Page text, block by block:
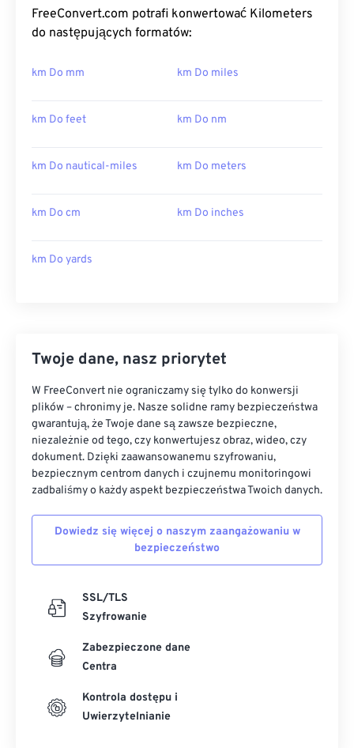
FreeConvert.com potrafi konwertować Kilometers
do następujących formatów:
km Do mm km Do miles
km Do feet km Do nm
km Do nautical-miles km Do meters
km Do cm km Do inches
km Do yards
Twoje dane, nasz priorytet
W FreeConvert nie ograniczamy się tylko do konwersji
plików – chronimy je. Nasze solidne ramy bezpieczeństwa
gwarantują, że Twoje dane są zawsze bezpieczne,
niezależnie od tego, czy konwertujesz obraz, wideo, czy
dokument. Dzięki zaawansowanemu szyfrowaniu,
bezpiecznym centrom danych i czujnemu monitoringowi
zadbaliśmy o każdy aspekt bezpieczeństwa Twoich danych.
Dowiedz się więcej o naszym zaangażowaniu w
bezpieczeństwo
SSL/TLS
Szyfrowanie
Zabezpieczone dane
Centra
Kontrola dostępu i
Uwierzytelnianie